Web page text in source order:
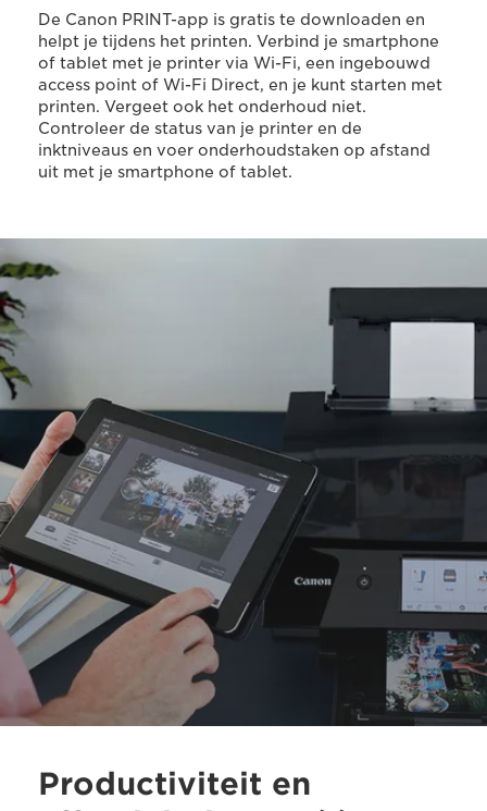
De Canon PRINT-app is gratis te downloaden en
helpt je tijdens het printen. Verbind je smartphone
of tablet met je printer via Wi-Fi, een ingebouwd
access point of Wi-Fi Direct, en je kunt starten met
printen. Vergeet ook het onderhoud niet.
Controleer de status van je printer en de
inktniveaus en voer onderhoudstaken op afstand
uit met je smartphone of tablet.
Productiviteit en